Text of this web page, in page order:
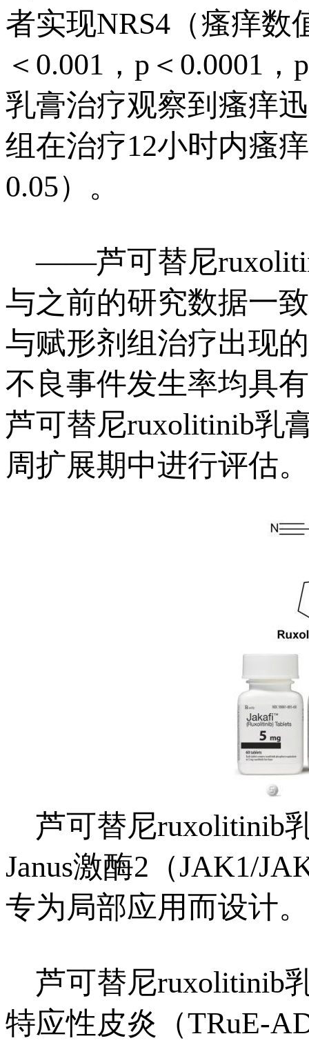
者实现NRS4（瘙痒数
＜0.001，p＜0.0001
乳膏治疗观察到瘙痒
组在治疗12小时内瘙
0.05）。
——芦可替尼
与之前的研究数据一
与赋形剂组治疗出现
不良事件发生率均具
芦可替尼ruxolitinib乳
周扩展期中进行评估。
芦可替尼ruxolitinib
Janus激酶2（JAK1/
专为局部应用而设计。
芦可替尼ruxolitinib
特应性皮炎（TRuE-